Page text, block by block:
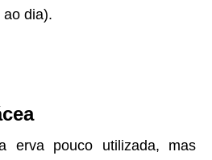
ao dia).
erva pouco utilizada, mas